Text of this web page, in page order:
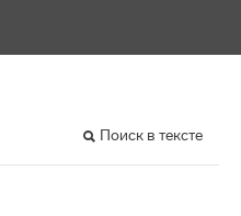
Поиск в тексте